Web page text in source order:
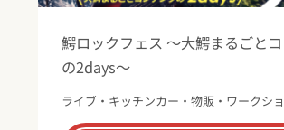
鰐ロックフェス ～大鰐まるごと
の2days～
ライブ・キッチンカー・物販・ワークシ